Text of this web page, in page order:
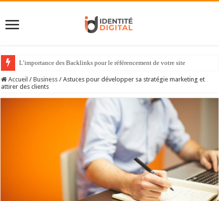
L’importance des Backlinks pour le référencement de votre site
Accueil / Business / Astuces pour développer sa stratégie marketing et
attirer des clients